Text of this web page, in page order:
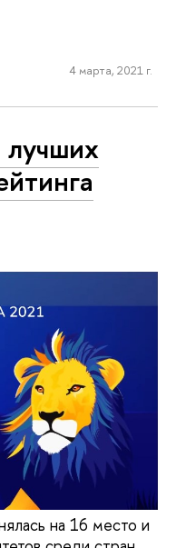
4 марта, 2021 г.
на 16 место и